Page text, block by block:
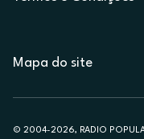
Mapa do site
© 2004-2026, RADIO